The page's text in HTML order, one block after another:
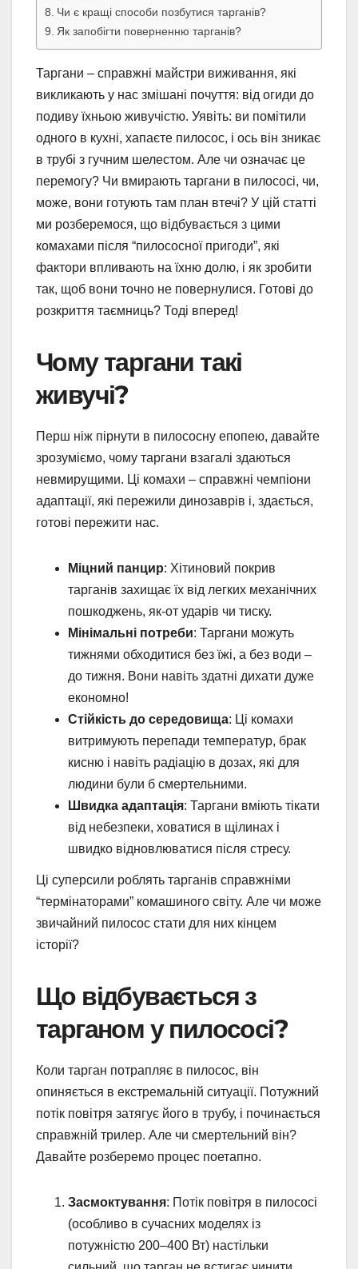
Чи є кращі способи позбутися тарганів?
Як запобігти поверненню тарганів?
Таргани – справжні майстри виживання, які
викликають у нас змішані почуття: від огиди до
подиву їхньою живучістю. Уявіть: ви помітили
одного в кухні, хапаєте пилосос, і ось він зникає
в трубі з гучним шелестом. Але чи означає це
перемогу? Чи вмирають таргани в пилососі, чи,
може, вони готують там план втечі? У цій статті
ми розберемося, що відбувається з цими
комахами після “пилососної пригоди”, які
фактори впливають на їхню долю, і як зробити
так, щоб вони точно не повернулися. Готові до
розкриття таємниць? Тоді вперед!
Чому таргани такі
живучі?
Перш ніж пірнути в пилососну епопею, давайте
зрозуміємо, чому таргани взагалі здаються
невмирущими. Ці комахи – справжні чемпіони
адаптації, які пережили динозаврів і, здається,
готові пережити нас.
Міцний панцир: Хітиновий покрив
тарганів захищає їх від легких механічних
пошкоджень, як-от ударів чи тиску.
Мінімальні потреби: Таргани можуть
тижнями обходитися без їжі, а без води –
до тижня. Вони навіть здатні дихати дуже
економно!
Стійкість до середовища: Ці комахи
витримують перепади температур, брак
кисню і навіть радіацію в дозах, які для
людини були б смертельними.
Швидка адаптація: Таргани вміють тікати
від небезпеки, ховатися в щілинах і
швидко відновлюватися після стресу.
Ці суперсили роблять тарганів справжніми
“термінаторами” комашиного світу. Але чи може
звичайний пилосос стати для них кінцем
історії?
Що відбувається з
тарганом у пилососі?
Коли тарган потрапляє в пилосос, він
опиняється в екстремальній ситуації. Потужний
потік повітря затягує його в трубу, і починається
справжній трилер. Але чи смертельний він?
Давайте розберемо процес поетапно.
Засмоктування: Потік повітря в пилососі
(особливо в сучасних моделях із
потужністю 200–400 Вт) настільки